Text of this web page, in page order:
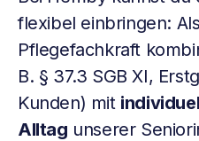
flexibel einbringen:
Pflegefachkraft
B. § 37.3 SGB XI,
Kunden) mit
Alltag unserer